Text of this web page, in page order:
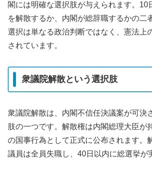
閣には明確な選択肢が与えられます。10
を解散するか、内閣が総辞職するかの二
選択は単なる政治判断ではなく、憲法上
されています。
衆議院解散という選択肢
衆議院解散は、内閣不信任決議案が可決
肢の一つです。解散権は内閣総理大臣が
の国事行為として正式に公布されます。
議員は全員失職し、40日以内に総選挙が